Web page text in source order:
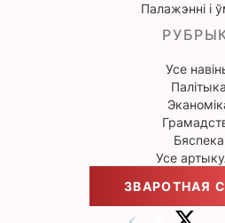
Палажэнні і
Усе
Палітыка
Бяспека
Усе
ЗВАРОТНАЯ